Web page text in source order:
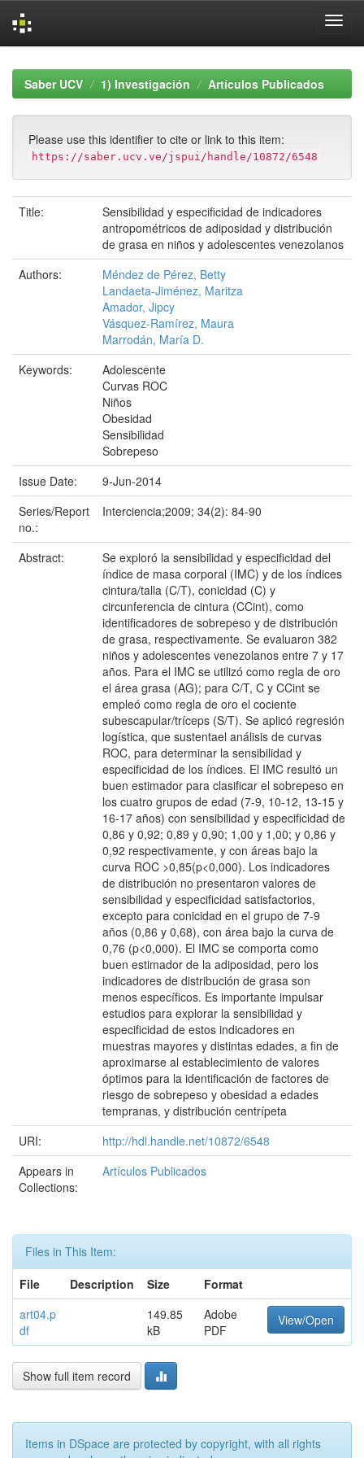
navigationSaber UCV 1) Investigación Artículos Publicados
Please use this identifier to cite or link to this item:
https://saber.ucv.ve/jspui/handle/10872/6548
Title:
Sensibilidad y especificidad de indicadores
antropométricos de adiposidad y distribución
de grasa en niños y adolescentes venezolanos
Authors:
Méndez de Pérez, Betty
Landaeta-Jiménez, Maritza
Amador, Jipcy
Vásquez-Ramírez, Maura
Marrodán, María D.
Keywords:
Adolescente
Curvas ROC
Niños
Obesidad
Sensibilidad
Sobrepeso
Issue Date:
9-Jun-2014
Series/Report
no.:
Interciencia;2009; 34(2): 84-90
Abstract:
Se exploró la sensibilidad y especificidad del
índice de masa corporal (IMC) y de los índices
cintura/talla (C/T), conicidad (C) y
circunferencia de cintura (CCint), como
identificadores de sobrepeso y de distribución
de grasa, respectivamente. Se evaluaron 382
niños y adolescentes venezolanos entre 7 y 17
años. Para el IMC se utilizó como regla de oro
el área grasa (AG); para C/T, C y CCint se
empleó como regla de oro el cociente
subescapular/tríceps (S/T). Se aplicó regresión
logística, que sustentael análisis de curvas
ROC, para determinar la sensibilidad y
especificidad de los índices. El IMC resultó un
buen estimador para clasificar el sobrepeso en
los cuatro grupos de edad (7-9, 10-12, 13-15 y
16-17 años) con sensibilidad y especificidad de
0,86 y 0,92; 0,89 y 0,90; 1,00 y 1,00; y 0,86 y
0,92 respectivamente, y con áreas bajo la
curva ROC >0,85(p<0,000). Los indicadores
de distribución no presentaron valores de
sensibilidad y especificidad satisfactorios,
excepto para conicidad en el grupo de 7-9
años (0,86 y 0,68), con área bajo la curva de
0,76 (p<0,000). El IMC se comporta como
buen estimador de la adiposidad, pero los
indicadores de distribución de grasa son
menos específicos. Es importante impulsar
estudios para explorar la sensibilidad y
especificidad de estos indicadores en
muestras mayores y distintas edades, a fin de
aproximarse al establecimiento de valores
óptimos para la identificación de factores de
riesgo de sobrepeso y obesidad a edades
tempranas, y distribución centrípeta
URI:
http://hdl.handle.net/10872/6548
Appears in
Collections:
Artículos Publicados
Files in This Item:
File
Description Size
Format
art04.p
df
149.85
kB
Adobe
PDF
View/Open
Show full item record
Items in DSpace are protected by copyright, with all rights